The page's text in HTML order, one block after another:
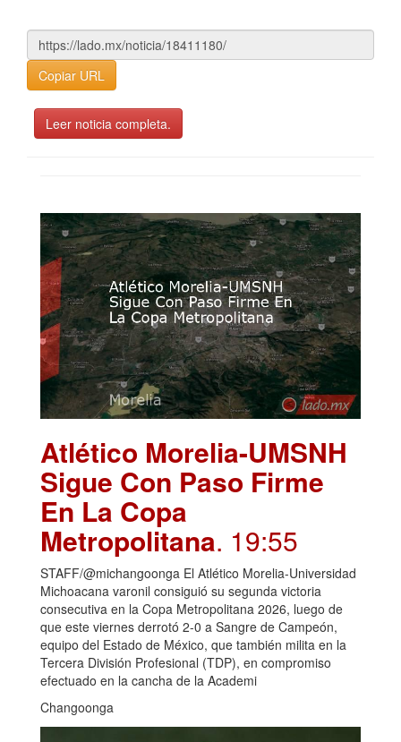
Copiar URL
Leer noticia completa.
Atlético Morelia-UMSNH
Sigue Con Paso Firme
En La Copa
Metropolitana. 19:55
STAFF/@michangoonga El Atlético Morelia-Universidad
Michoacana varonil consiguió su segunda victoria
consecutiva en la Copa Metropolitana 2026, luego de
que este viernes derrotó 2-0 a Sangre de Campeón,
equipo del Estado de México, que también milita en la
Tercera División Profesional (TDP), en compromiso
efectuado en la cancha de la Academi
Changoonga